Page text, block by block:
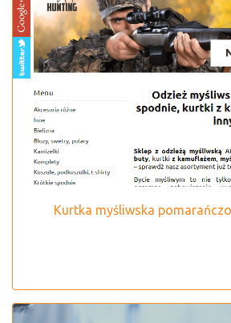
Kurtka myśliwska